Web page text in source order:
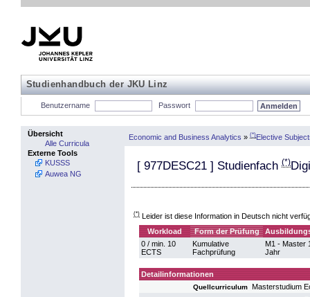
Studienhandbuch der JKU Linz
Benutzername Passwort
Übersicht
Alle Curricula
Externe Tools
KUSSS
Auwea NG
Economic and Business Analytics » (*)Elective
[ 977DESC21 ] Studienfach (*)
(*) Leider ist diese Information in Deutsch nicht
Workload
Form der Prüfung
0 / min. 10
ECTS
Kumulative
Fachprüfung
M1 - Master
Jahr
Detailinformationen
Quellcurriculum Masterstudium